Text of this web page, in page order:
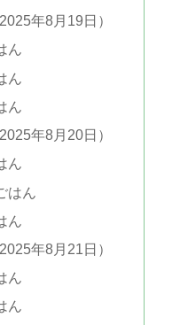
年8月19日）
ん
ん
ん
年8月20日）
ん
はん
ん
年8月21日）
ん
ん